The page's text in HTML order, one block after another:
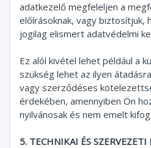
adatkezelő megfeleljen a
előírásoknak, vagy biztosítjuk,
jogilag elismert adatvédelmi
Ez alól kivétel lehet például a
szükség lehet az ilyen
vagy szerződéses
érdekében, amennyiben Ön
nyilvánosak és nem emelt
5. TECHNIKAI ÉS SZERVEZETI